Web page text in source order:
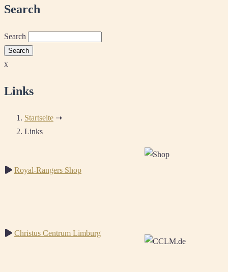
Search
Search
x
Links
Startseite ➝
Links
Royal-Rangers Shop
Christus Centrum Limburg